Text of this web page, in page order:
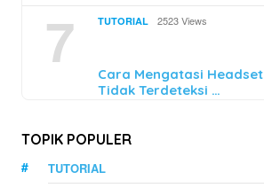
7 TUTORIAL 2523 Views
Cara Mengatasi Headset
Tidak Terdeteksi …
TOPIK POPULER
TUTORIAL